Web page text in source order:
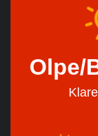
Olpe/